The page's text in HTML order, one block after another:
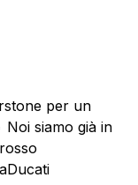
per un
siamo già in